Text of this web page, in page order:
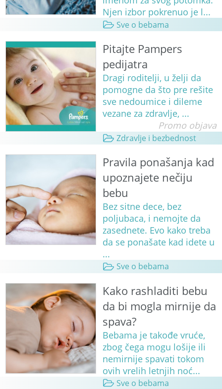
Njen izbor pokrenuo je l...
Sve o bebama
Pitajte Pampers
pedijatra
Dragi roditelji, u želji da
pomogne da što pre rešite
sve nedoumice i dileme
vezane za zdravlje, ...
Promo objava
Zdravlje i bezbednost
Pravila ponašanja kad
upoznajete nečiju
bebu
Bez sitne dece, bez
poljubaca, i nemojte da
zasednete. Evo kako treba
da se ponašate kad idete u
...
Sve o bebama
Kako rashladiti bebu
da bi mogla mirnije da
spava?
Bebama je takođe vruće,
zbog čega mogu lošije ili
nemirnije spavati tokom
ovih vrelih letnjih noć...
Sve o bebama